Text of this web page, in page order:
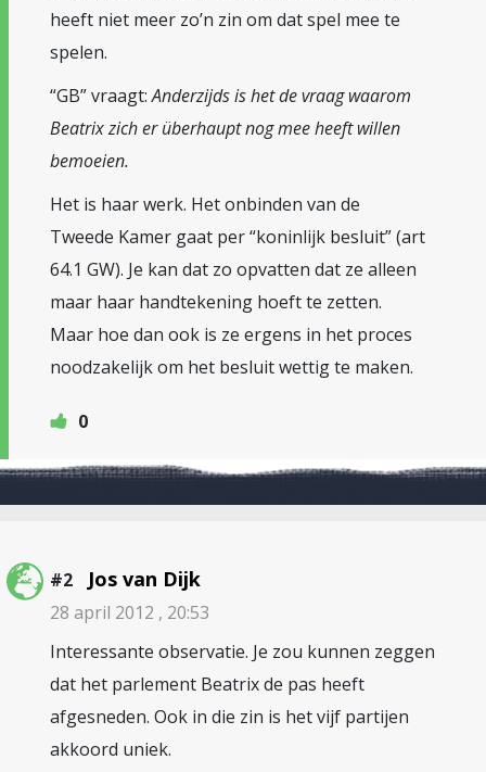
heeft niet meer zo’n zin om dat spel mee te
spelen.
“GB” vraagt:Anderzijds is het de vraag waarom
Beatrix zich er überhaupt nog mee heeft willen
bemoeien.
Het is haar werk. Het onbinden van de
Tweede Kamer gaat per “koninlijk besluit” (art
64.1 GW). Je kan dat zo opvatten dat ze alleen
maar haar handtekening hoeft te zetten.
Maar hoe dan ook is ze ergens in het proces
noodzakelijk om het besluit wettig te maken.
0
#2 Jos van Dijk
28 april 2012 , 20:53
Interessante observatie. Je zou kunnen zeggen
dat het parlement Beatrix de pas heeft
afgesneden. Ook in die zin is het vijf partijen
akkoord uniek.